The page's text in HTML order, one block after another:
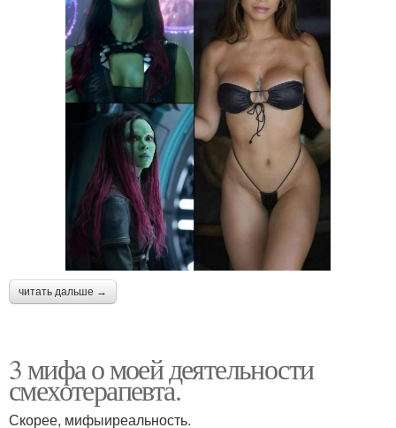
читать дальше →
3 мифа о моей деятельности
смехотерапевта.
Скорее, мифыиреальность.